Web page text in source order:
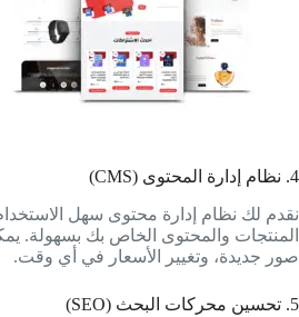
4. نظام إدارة المحتوى (CMS)
نقدم لك نظام إدارة محتوى سهل
المنتجات والمحتوى الخاص بك بسهولة.
صور جديدة، وتغيير الأسعار في أي وقت.
5. تحسين محركات البحث (SEO)